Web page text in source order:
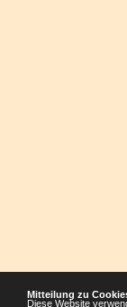
Mitteilung zu
Diese Website